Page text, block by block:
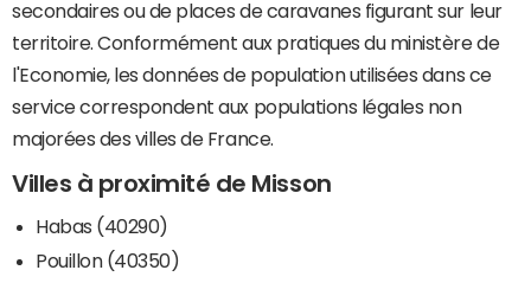
secondaires ou de places de caravanes figurant sur leur
territoire. Conformément aux pratiques du ministère de
l'Economie, les données de population utilisées dans ce
service correspondent aux populations légales non
majorées des villes de France.
Villes à proximité de Misson
Habas (40290)
Pouillon (40350)